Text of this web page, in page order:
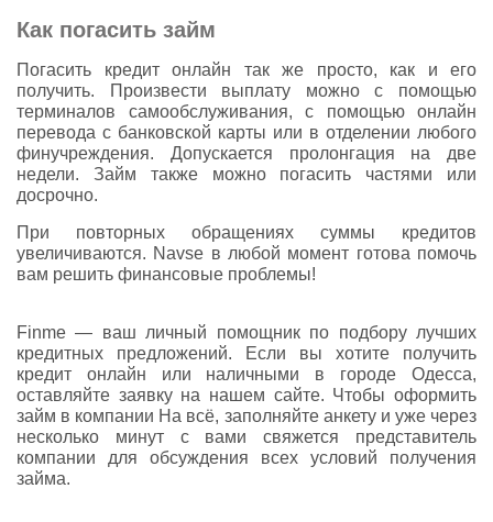
Как погасить займ
Погасить кредит онлайн так же просто, как и его
получить. Произвести выплату можно с помощью
терминалов самообслуживания, с помощью онлайн
перевода с банковской карты или в отделении любого
финучреждения. Допускается пролонгация на две
недели. Займ также можно погасить частями или
досрочно.
При повторных обращениях суммы кредитов
увеличиваются. Navse в любой момент готова помочь
вам решить финансовые проблемы!
Finme — ваш личный помощник по подбору лучших
кредитных предложений. Если вы хотите получить
кредит онлайн или наличными в городе Одесса,
оставляйте заявку на нашем сайте. Чтобы оформить
займ в компании На всё, заполняйте анкету и уже через
несколько минут с вами свяжется представитель
компании для обсуждения всех условий получения
займа.